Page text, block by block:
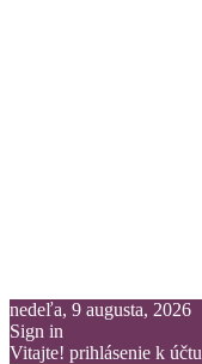
nedeľa, 9 augusta, 2026
Sign in
Vitajte! prihlásenie k účtu